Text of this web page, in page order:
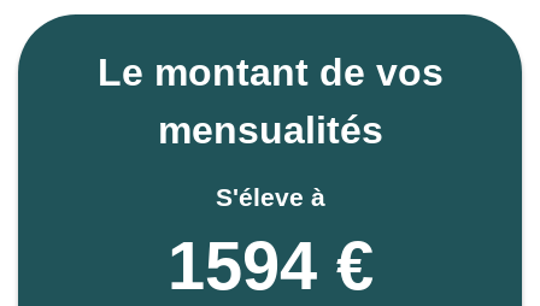
Le montant de vos
mensualités
S'éleve à
1594 €